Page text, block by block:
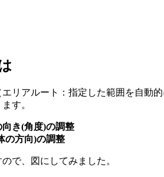
リアルート：指定した範囲を自動
す。
向き(角度)の調整
の方向)の調整
で、図にしてみました。